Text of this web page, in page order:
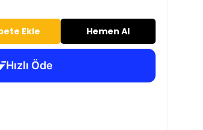
Ekle Hemen Al